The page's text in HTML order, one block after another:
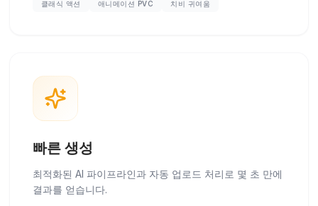
클래식 액션 애니메이션 PVC 치비 귀여움
빠른 생성
최적화된 AI 파이프라인과 자동 업로드 처리로 몇 초 만에
결과를 얻습니다.